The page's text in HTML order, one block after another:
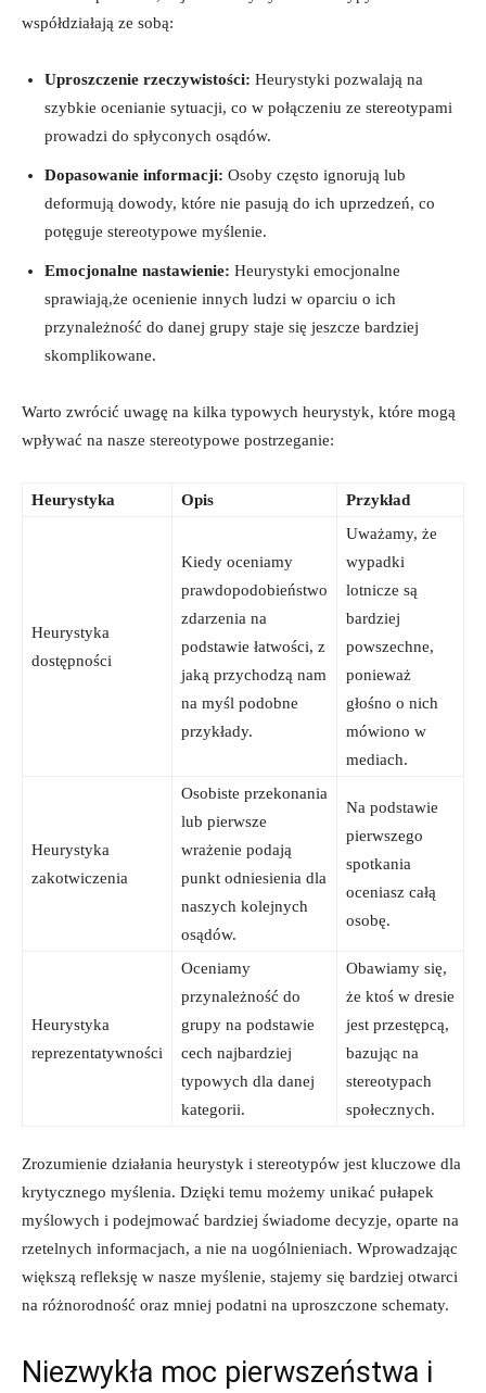
współdziałają ze sobą:
Uproszczenie rzeczywistości: Heurystyki pozwalają na
szybkie ocenianie sytuacji, co w połączeniu ze stereotypami
prowadzi do spłyconych osądów.
Dopasowanie informacji: Osoby często ignorują lub
deformują dowody, które nie pasują do ich uprzedzeń, co
potęguje stereotypowe myślenie.
Emocjonalne nastawienie: Heurystyki emocjonalne
sprawiają,że ocenienie innych ludzi w oparciu o ich
przynależność do danej grupy staje się jeszcze bardziej
skomplikowane.
Warto zwrócić uwagę na kilka typowych heurystyk, które mogą
wpływać na nasze stereotypowe postrzeganie:
Heurystyka Opis Przykład
Heurystyka
dostępności
Kiedy oceniamy
prawdopodobieństwo
zdarzenia na
podstawie łatwości, z
jaką przychodzą nam
na myśl podobne
przykłady.
Uważamy, że
wypadki
lotnicze są
bardziej
powszechne,
ponieważ
głośno o nich
mówiono w
mediach.
Heurystyka
zakotwiczenia
Osobiste przekonania
lub pierwsze
wrażenie podają
punkt odniesienia dla
naszych kolejnych
osądów.
Na podstawie
pierwszego
spotkania
oceniasz całą
osobę.
Heurystyka
reprezentatywności
Oceniamy
przynależność do
grupy na podstawie
cech najbardziej
typowych dla danej
kategorii.
Obawiamy się,
że ktoś w dresie
jest przestępcą,
bazując na
stereotypach
społecznych.
Zrozumienie działania heurystyk i stereotypów jest kluczowe dla
krytycznego myślenia. Dzięki temu możemy unikać pułapek
myślowych i podejmować bardziej świadome decyzje, oparte na
rzetelnych informacjach, a nie na uogólnieniach. Wprowadzając
większą refleksję w nasze myślenie, stajemy się bardziej otwarci
na różnorodność oraz mniej podatni na uproszczone schematy.
Niezwykła moc pierwszeństwa i